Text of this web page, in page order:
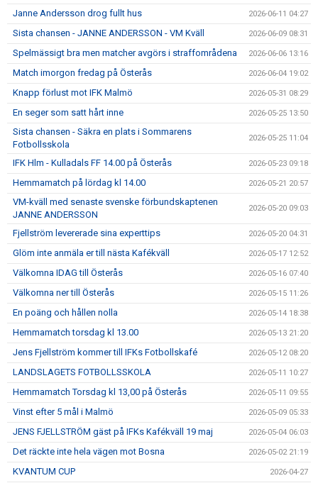
Janne Andersson drog fullt hus 2026-06-11 04:27
Sista chansen - JANNE ANDERSSON - VM Kväll 2026-06-09 08:31
Spelmässigt bra men matcher avgörs i straffområdena 2026-06-06 13:16
Match imorgon fredag på Österås 2026-06-04 19:02
Knapp förlust mot IFK Malmö 2026-05-31 08:29
En seger som satt hårt inne 2026-05-25 13:50
Sista chansen - Säkra en plats i Sommarens
Fotbollsskola
2026-05-25 11:04
IFK Hlm - Kulladals FF 14.00 på Österås 2026-05-23 09:18
Hemmamatch på lördag kl 14.00 2026-05-21 20:57
VM-kväll med senaste svenske förbundskaptenen
JANNE ANDERSSON
2026-05-20 09:03
Fjellström levererade sina experttips 2026-05-20 04:31
Glöm inte anmäla er till nästa Kafékväll 2026-05-17 12:52
Välkomna IDAG till Österås 2026-05-16 07:40
Välkomna ner till Österås 2026-05-15 11:26
En poäng och hållen nolla 2026-05-14 18:38
Hemmamatch torsdag kl 13.00 2026-05-13 21:20
Jens Fjellström kommer till IFKs Fotbollskafé 2026-05-12 08:20
LANDSLAGETS FOTBOLLSSKOLA 2026-05-11 10:27
Hemmamatch Torsdag kl 13,00 på Österås 2026-05-11 09:55
Vinst efter 5 mål i Malmö 2026-05-09 05:33
JENS FJELLSTRÖM gäst på IFKs Kafékväll 19 maj 2026-05-04 06:03
Det räckte inte hela vägen mot Bosna 2026-05-02 21:19
KVANTUM CUP 2026-04-27